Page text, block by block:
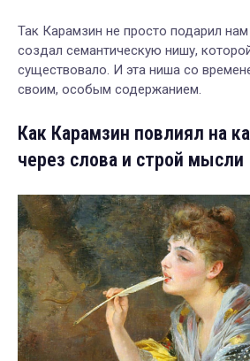
Так Карамзин не просто подарил
создал семантическую нишу,
существовало. И эта ниша со
своим, особым содержанием.
Как Карамзин повлиял на
через слова и строй мысли